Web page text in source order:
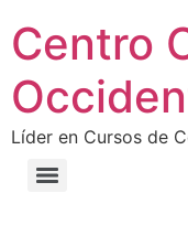
Centro
Líder en Cursos de